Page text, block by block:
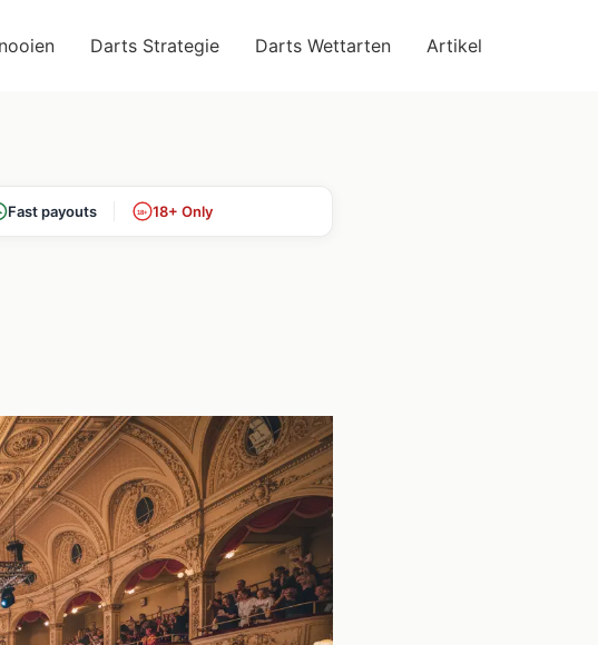
Darts Strategie Darts Wettarten Artikel
Fast payouts 18+ 18+ Only